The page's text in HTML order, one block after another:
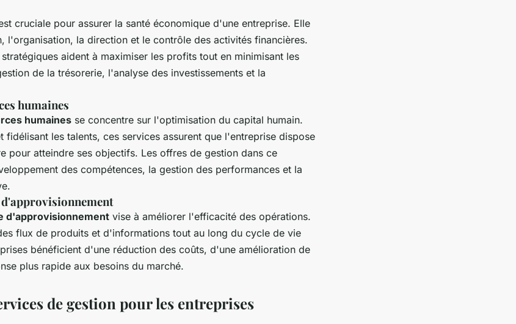
cruciale pour assurer la santé économique d'une entreprise. Elle
l'organisation, la direction et le contrôle des activités financières.
aident à maximiser les profits tout en minimisant les
de la trésorerie, l'analyse des investissements et la
humaines
humaines se concentre sur l'optimisation du capital humain.
fidélisant les talents, ces services assurent que l'entreprise dispose
pour atteindre ses objectifs. Les offres de gestion dans ce
des compétences, la gestion des performances et la
d'approvisionnement vise à améliorer l'efficacité des opérations.
flux de produits et d'informations tout au long du cycle de vie
bénéficient d'une réduction des coûts, d'une amélioration de
plus rapide aux besoins du marché.
de gestion pour les entreprises